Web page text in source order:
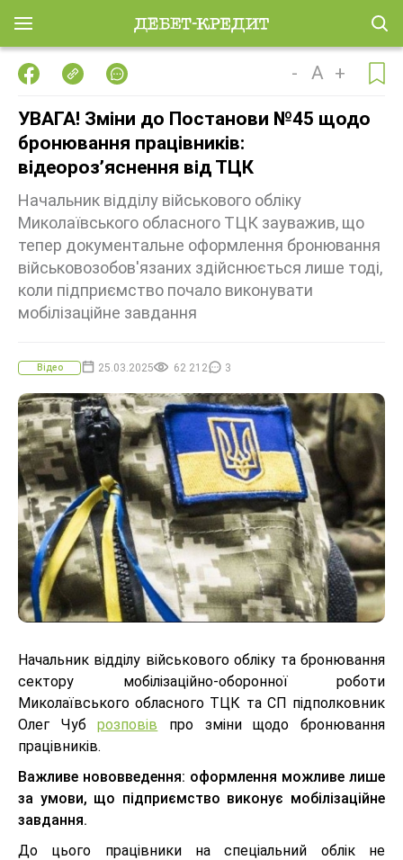
- A +
УВАГА! Зміни до Постанови №45 щодо
бронювання працівників:
відеорозʼяснення від ТЦК
Начальник відділу військового обліку
Миколаївського обласного ТЦК зауважив, що
тепер документальне оформлення бронювання
військовозобов'язаних здійснюється лише тоді,
коли підприємство почало виконувати
мобілізаційне завдання
Відео 25.03.2025 62 212 3
Начальник відділу військового обліку та бронювання
сектору мобілізаційно-оборонної роботи
Миколаївського обласного ТЦК та СП підполковник
Олег Чуброзповів про зміни щодо бронювання
працівників.
Важливе нововведення: оформлення можливе лише
за умови, що підприємство виконує мобілізаційне
завдання.
До цього працівники на спеціальний облік не